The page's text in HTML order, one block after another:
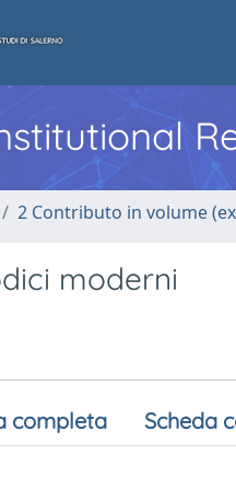
2 Contributo in volume
moderni
completa Scheda